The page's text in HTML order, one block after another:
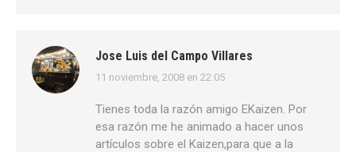
Jose Luis del Campo Villares
dice:
11 noviembre, 2008 en 22:05
Tienes toda la razón amigo EKaizen. Por
esa razón me he animado a hacer unos
artículos sobre el Kaizen,para que a la